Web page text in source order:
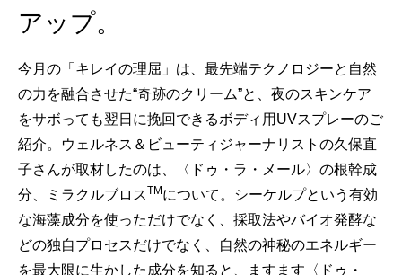
アップ。
今月の「キレイの理屈」は、最先端テクノロジーと自然
の力を融合させた“奇跡のクリーム”と、夜のスキンケア
をサボっても翌日に挽回できるボディ用UVスプレーのご
紹介。ウェルネス＆ビューティジャーナリストの久保直
子さんが取材したのは、〈ドゥ・ラ・メール〉の根幹成
分、ミラクルブロスTM について。シーケルプという有効
な海藻成分を使っただけでなく、採取法やバイオ発酵な
どの独自プロセスだけでなく、自然の神秘のエネルギー
を最大限に生かした成分を知ると、ますます〈ドゥ・